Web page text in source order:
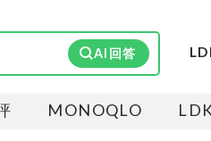
AI回答
MONOQLO